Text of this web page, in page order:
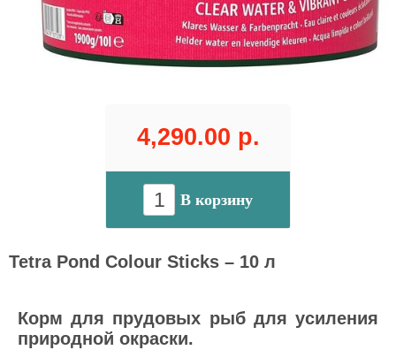
4,290.00 р.
В корзину
Tetra Pond Colour Sticks – 10 л
Корм для прудовых рыб для усиления
природной окраски.